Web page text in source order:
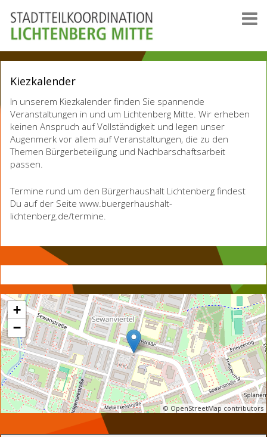
Kiezkalender
In unserem Kiezkalender finden Sie spannende
Veranstaltungen in und um Lichtenberg Mitte. Wir erheben
keinen Anspruch auf Vollständigkeit und legen unser
Augenmerk vor allem auf Veranstaltungen, die zu den
Themen Bürgerbeteiligung und Nachbarschaftsarbeit
passen.
Termine rund um den Bürgerhaushalt Lichtenberg findest
Du auf der Seite www.buergerhaushalt-
lichtenberg.de/termine.
+
−
© OpenStreetMap contributors